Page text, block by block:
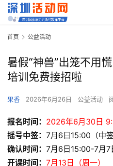
首页 公益活动
暑假“神兽”出笼不用
培训免费接招啦
果香 2026年6月26日 公益活动
报名时间： 2026年6月30日
摇号中签： 7月6日15:00（中
确认时间： 7月6日15:00-7月7
开课时间： 7月13日（周一）